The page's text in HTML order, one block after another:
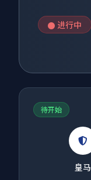
进行中
待开始
皇马